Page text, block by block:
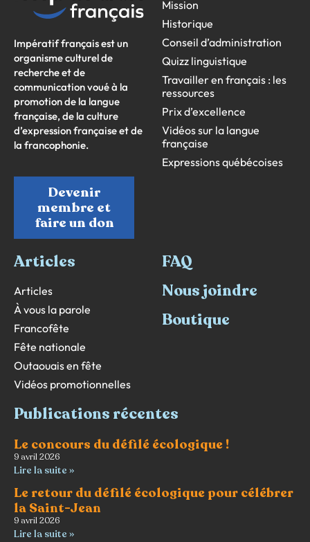
Impératif français est un
organisme culturel de
recherche et de
communication voué à la
promotion de la langue
française, de la culture
d’expression française et de
la francophonie.
Devenir
membre et
faire un don
Mission
Historique
Conseil d’administration
Quizz linguistique
Travailler en français : les
ressources
Prix d’excellence
Vidéos sur la langue
française
Expressions québécoises
Articles
Articles
À vous la parole
Francofête
Fête nationale
Outaouais en fête
Vidéos promotionnelles
FAQ
Nous joindre
Boutique
Publications récentes
Le concours du défilé écologique !
9 avril 2026
Lire la suite »
Le retour du défilé écologique pour célébrer
la Saint-Jean
9 avril 2026
Lire la suite »